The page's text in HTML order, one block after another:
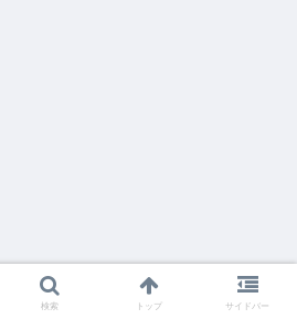
検索 トップ サイドバー